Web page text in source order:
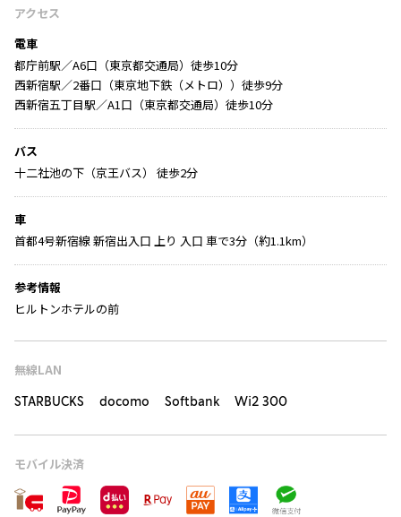
アクセス
電車
都庁前駅／A6口（東京都交通局）徒歩10分
西新宿駅／2番口（東京地下鉄（メトロ））徒歩9分
西新宿五丁目駅／A1口（東京都交通局）徒歩10分
バス
十二社池の下（京王バス） 徒歩2分
車
首都4号新宿線 新宿出入口 上り 入口 車で3分（約1.1km）
参考情報
ヒルトンホテルの前
無線LAN
STARBUCKS docomo Softbank Wi2 300
モバイル決済